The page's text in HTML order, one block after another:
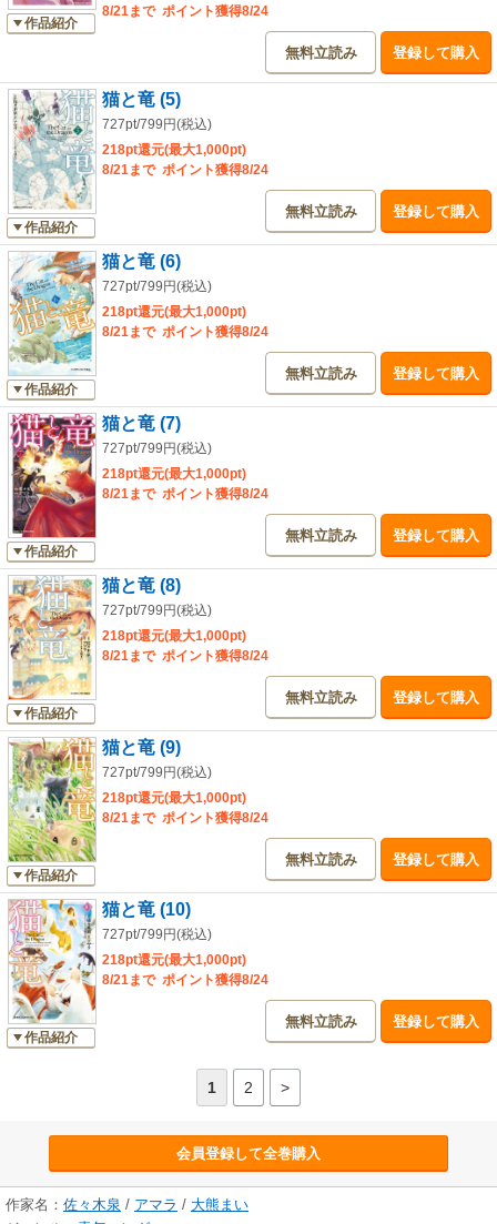
作品紹介
8/21まで ポイント獲得8/24
無料立読み 登録して購入
作品紹介
猫と竜 (5)
727pt/799円(税込)
218pt還元(最大1,000pt)
8/21まで ポイント獲得8/24
無料立読み 登録して購入
作品紹介
猫と竜 (6)
727pt/799円(税込)
218pt還元(最大1,000pt)
8/21まで ポイント獲得8/24
無料立読み 登録して購入
作品紹介
猫と竜 (7)
727pt/799円(税込)
218pt還元(最大1,000pt)
8/21まで ポイント獲得8/24
無料立読み 登録して購入
作品紹介
猫と竜 (8)
727pt/799円(税込)
218pt還元(最大1,000pt)
8/21まで ポイント獲得8/24
無料立読み 登録して購入
作品紹介
猫と竜 (9)
727pt/799円(税込)
218pt還元(最大1,000pt)
8/21まで ポイント獲得8/24
無料立読み 登録して購入
作品紹介
猫と竜 (10)
727pt/799円(税込)
218pt還元(最大1,000pt)
8/21まで ポイント獲得8/24
無料立読み 登録して購入
1 2 >
会員登録して全巻購入
作家名： 佐々木泉 / アマラ / 大熊まい